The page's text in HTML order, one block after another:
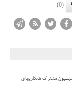
(0)
مشترک همکاریهای